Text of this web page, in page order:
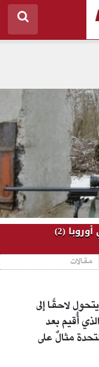
(2)
مقالات
لاحقًا إلى
أُقيم بعد
مثالٌ على